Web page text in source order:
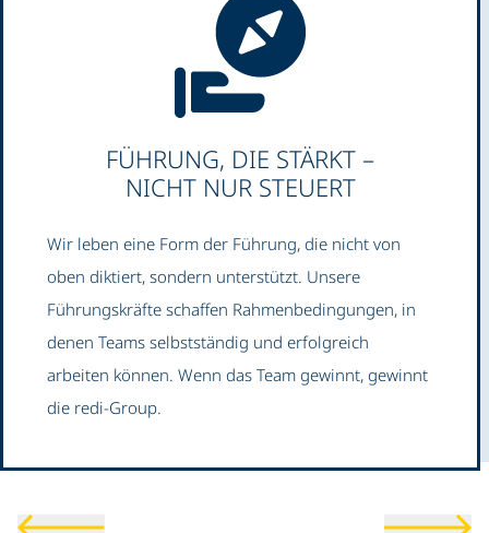
FÜHRUNG, DIE STÄRKT –
NICHT NUR STEUERT
Wir leben eine Form der Führung, die nicht von
oben diktiert, sondern unterstützt. Unsere
Führungskräfte schaffen Rahmenbedingungen, in
denen Teams selbstständig und erfolgreich
arbeiten können. Wenn das Team gewinnt, gewinnt
die redi-Group.